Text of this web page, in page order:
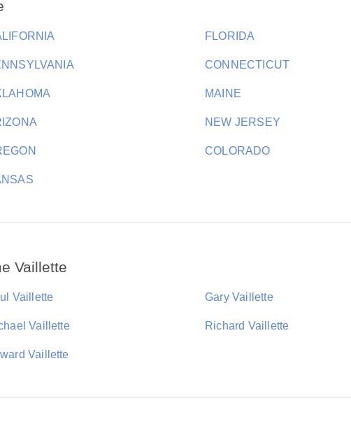
FLORIDA
CONNECTICUT
MAINE
NEW JERSEY
COLORADO
Vaillette
Vaillette Gary Vaillette
Vaillette Richard Vaillette
Vaillette